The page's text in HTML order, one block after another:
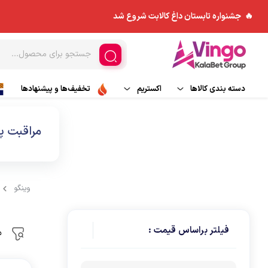
🔥 جشنواره تابستان داغ کالابت شروع شد
دسته بندی کالاها
شلوار کوهنوردی و
اکستریم تخفیف‌ها و پیشنهادها
فیلتر براساس قیمت :
وینگو